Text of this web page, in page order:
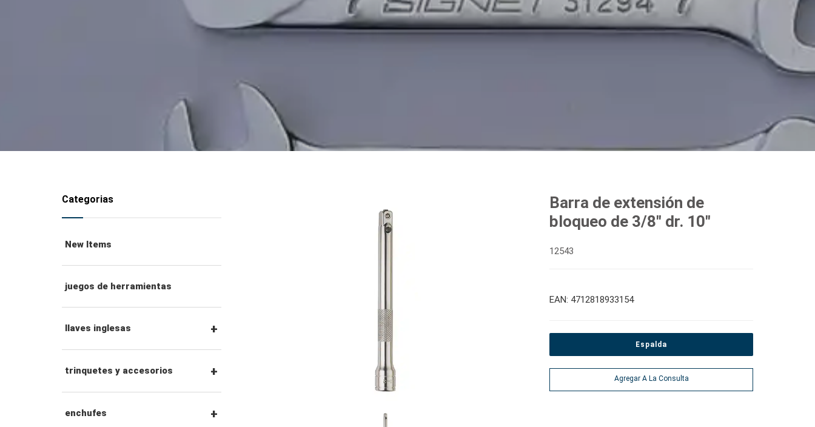
Categorias
New Items
juegos de herramientas
llaves inglesas
llaves combinadas
llaves de trinquete
trinquetes y accesorios
Trinquetes con
enchufes
Barra de extensión de
bloqueo de 3/8" dr. 10"
12543
EAN: 4712818933154
Espalda
Agregar A La Consulta